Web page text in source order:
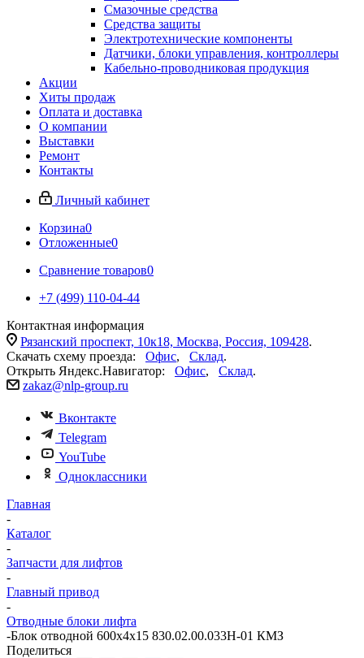
Смазочные средства
Средства защиты
Электротехнические компоненты
Датчики, блоки управления, контроллеры
Кабельно-проводниковая продукция
Акции
Хиты продаж
Оплата и доставка
О компании
Выставки
Ремонт
Контакты
Личный кабинет
Корзина0
Отложенные0
Сравнение товаров0
+7 (499) 110-04-44
Контактная информация
Рязанский проспект, 10к18, Москва, Россия, 109428.
Скачать схему проезда: Офис, Склад.
Открыть Яндекс.Навигатор: Офис, Склад.
zakaz@nlp-group.ru
Вконтакте
Telegram
YouTube
Одноклассники
Главная
-
Каталог
-
Запчасти для лифтов
-
Главный привод
-
Отводные блоки лифта
-Блок отводной 600х4х15 830.02.00.033Н-01 КМЗ
Поделиться